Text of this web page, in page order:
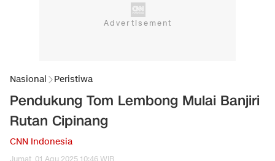
Nasional Peristiwa
Pendukung Tom Lembong Mulai Banjiri
Rutan Cipinang
CNN Indonesia
Jumat, 01 Agu 2025 10:46 WIB